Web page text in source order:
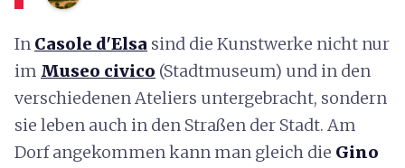
In Casole d'Elsa sind die Kunstwerke nicht nur
im Museo civico (Stadtmuseum) und in den
verschiedenen Ateliers untergebracht, sondern
sie leben auch in den Straßen der Stadt. Am
Dorf angekommen kann man gleich die Gino